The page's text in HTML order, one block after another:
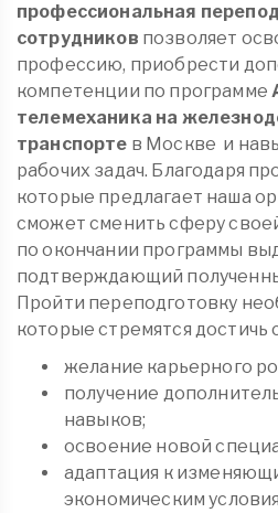
профессиональная
сотрудников позволяет
профессию, приобрести
компетенции по программе
телемеханика на
транспорте в Москве и
рабочих задач. Благодаря
которые предлагает наша
сможет сменить сферу
по окончании программы
подтверждающий
Пройти переподготовку
которые стремятся
желание карьерного
получение
навыков;
освоение новой
адаптация к
экономическим